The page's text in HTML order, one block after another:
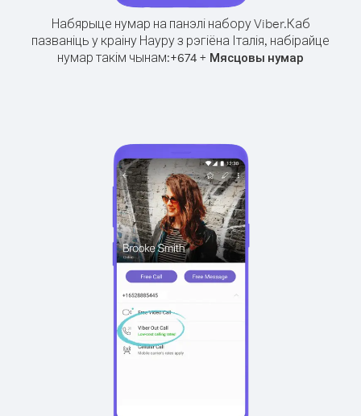
Набярыце нумар на панэлі набору Viber.Каб
пазваніць у краіну Науру з рэгіёна Італія, набірайце
нумар такім чынам:+674 + Мясцовы нумар